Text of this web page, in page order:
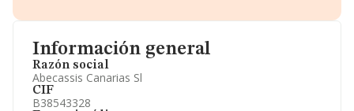
Información general
Razón social
Abecassis Canarias Sl
CIF
B38543328
Información oficial y registral complementaria.